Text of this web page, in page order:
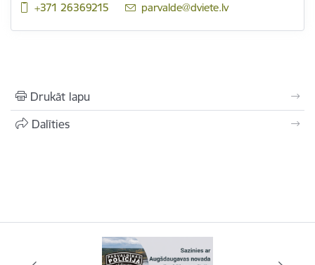
+371 26369215
E-pasts:
parvalde@dviete.lv
Drukāt lapu
Dalīties